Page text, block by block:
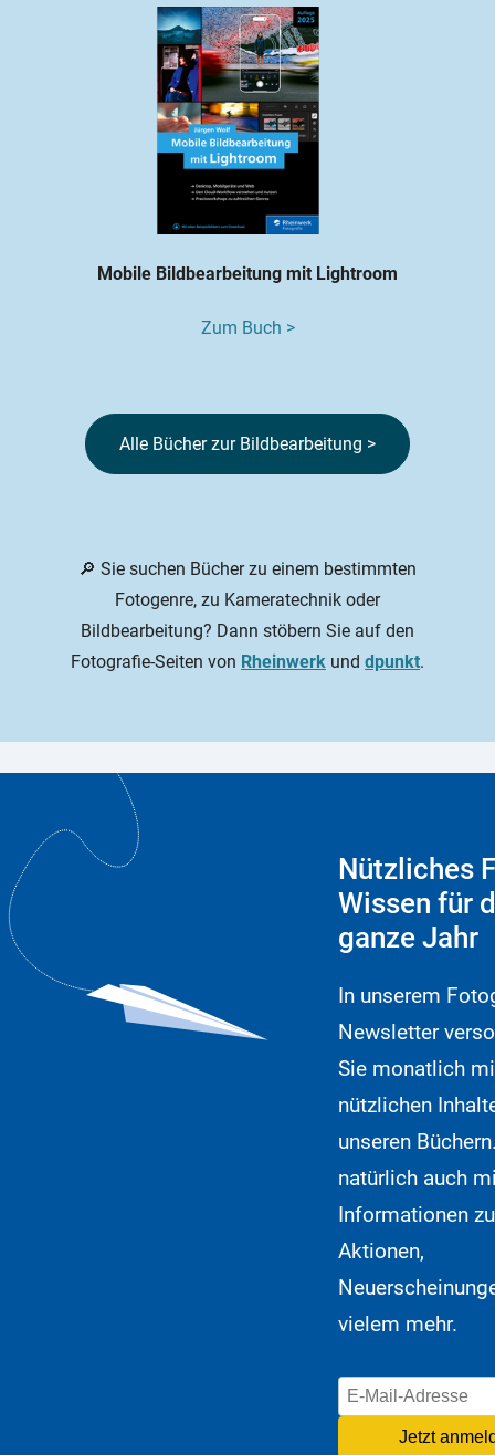
Mobile Bildbearbeitung mit Lightroom
Zum Buch >
Alle Bücher zur Bildbearbeitung >
🔎 Sie suchen Bücher zu einem bestimmten
Fotogenre, zu Kameratechnik oder
Bildbearbeitung? Dann stöbern Sie auf den
Fotografie-Seiten von Rheinwerk und dpunkt.
Nützliches
Wissen für
ganze Jahr
In unserem
Newsletter
Sie monatlich
nützlichen
unseren
natürlich auch
Informationen
Aktionen,
vielem mehr.
Jetzt